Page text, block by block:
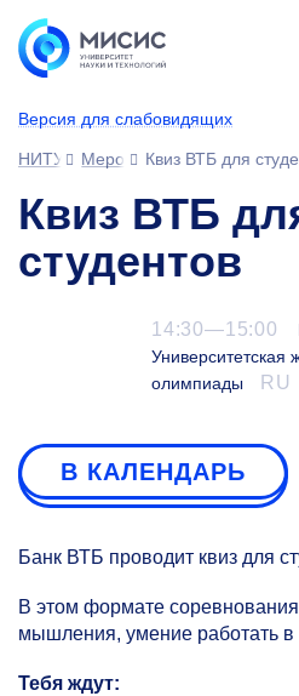
Версия для слабовидящих
НИТУ МИСИСМероприятияКвиз ВТБ для
Квиз ВТБ
студентов
14:30—15:00
Университетская
олимпиады
RU
В КАЛЕНДАРЬ
Банк ВТБ проводит квиз для
В этом формате
мышления, умение работать в
Тебя ждут: